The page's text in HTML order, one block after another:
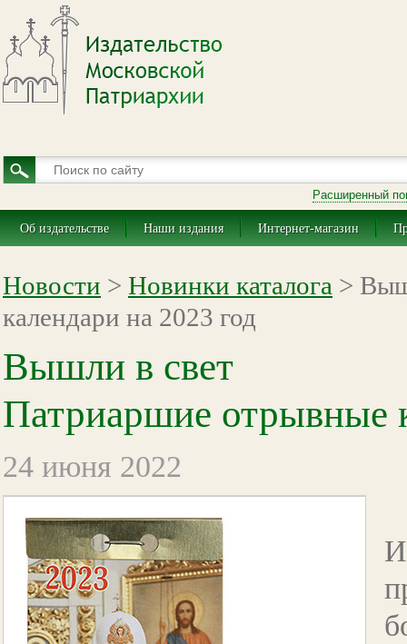
Расширенный
Об издательстве Наши издания Интернет-магазин
Новости > Новинки каталога >
календари на 2023 год
Вышли в свет
Патриаршие отрывные
24 июня 2022